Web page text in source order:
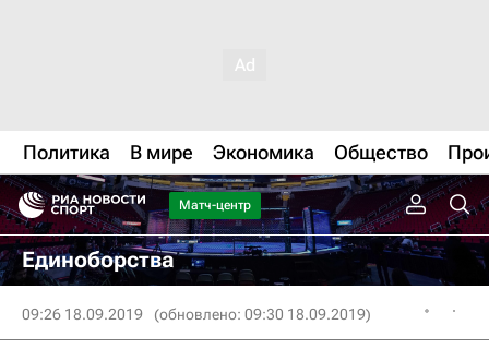
Политика В мире Экономика Общество
Матч-центр
Единоборства
09:26 18.09.2019 (обновлено: 09:30 18.09.2019)